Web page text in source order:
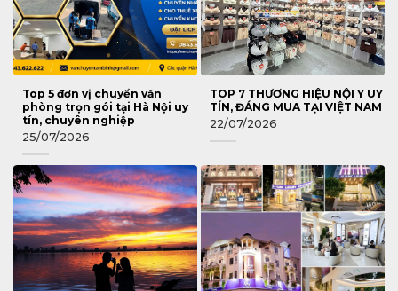
Top 5 đơn vị chuyển văn
phòng trọn gói tại Hà Nội uy
tín, chuyên nghiệp
25/07/2026
TOP 7 THƯƠNG HIỆU NỘI Y UY
TÍN, ĐÁNG MUA TẠI VIỆT NAM
22/07/2026